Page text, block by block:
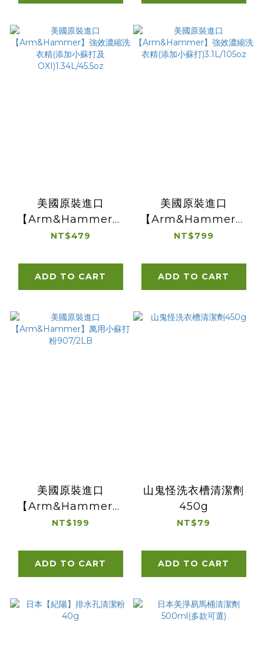
美國原裝進口
【Arm&Hammer】
強效濃縮洗衣精(添加
OXI)1.34L/45.5oz
NT$479
ADD TO CART
美國原裝進口
【Arm&Hammer】
強效濃縮洗衣精(添加
NT$799
ADD TO CART
美國原裝進口
【Arm&Hammer】
萬用小蘇打粉
NT$199
ADD TO CART
山鬼怪洗衣槽清潔劑
450g
NT$79
ADD TO CART